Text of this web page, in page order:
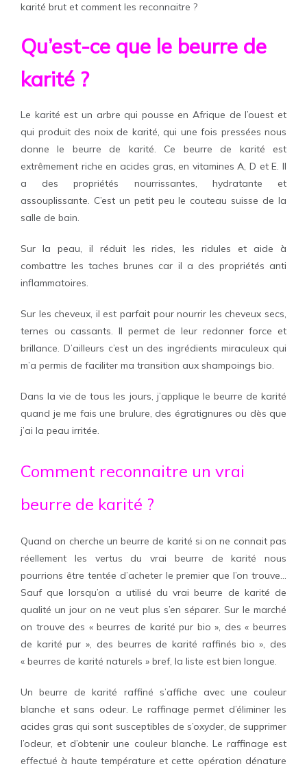
karité brut et comment les reconnaitre ?
Qu’est-ce que le beurre de
karité ?
Le karité est un arbre qui pousse en Afrique de l’ouest et
qui produit des noix de karité, qui une fois pressées nous
donne le beurre de karité. Ce beurre de karité est
extrêmement riche en acides gras, en vitamines A, D et E. Il
a des propriétés nourrissantes, hydratante et
assouplissante. C’est un petit peu le couteau suisse de la
salle de bain.
Sur la peau, il réduit les rides, les ridules et aide à
combattre les taches brunes car il a des propriétés anti
inflammatoires.
Sur les cheveux, il est parfait pour nourrir les cheveux secs,
ternes ou cassants. Il permet de leur redonner force et
brillance. D’ailleurs c’est un des ingrédients miraculeux qui
m’a permis de faciliter ma transition aux shampoings bio.
Dans la vie de tous les jours, j’applique le beurre de karité
quand je me fais une brulure, des égratignures ou dès que
j’ai la peau irritée.
Comment reconnaitre un vrai
beurre de karité ?
Quand on cherche un beurre de karité si on ne connait pas
réellement les vertus du vrai beurre de karité nous
pourrions être tentée d’acheter le premier que l’on trouve…
Sauf que lorsqu’on a utilisé du vrai beurre de karité de
qualité un jour on ne veut plus s’en séparer. Sur le marché
on trouve des « beurres de karité pur bio », des « beurres
de karité pur », des beurres de karité raffinés bio », des
« beurres de karité naturels » bref, la liste est bien longue.
Un beurre de karité raffiné s’affiche avec une couleur
blanche et sans odeur. Le raffinage permet d’éliminer les
acides gras qui sont susceptibles de s’oxyder, de supprimer
l’odeur, et d’obtenir une couleur blanche. Le raffinage est
effectué à haute température et cette opération dénature